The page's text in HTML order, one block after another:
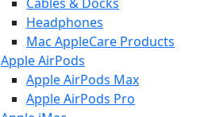
Headphones
Mac AppleCare Products
Apple AirPods
Apple AirPods Max
Apple AirPods Pro